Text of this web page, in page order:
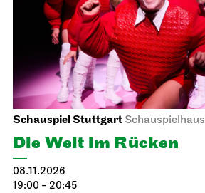
Schauspiel Stuttgart Schauspielhaus
Die Welt im Rücken
08.11.2026
19:00 - 20:45